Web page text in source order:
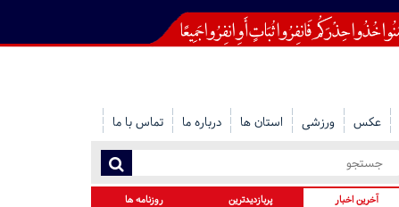
عکس ورزشی استان ها درباره ما تماس با ما
آخرین اخبار پربازدیدترین روزنامه ها